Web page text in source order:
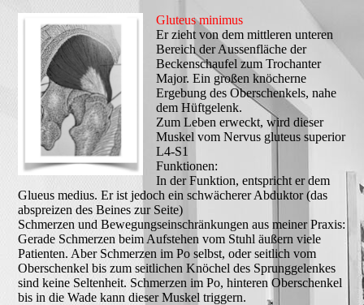
Gluteus minimus
Er zieht von dem mittleren unteren
Bereich der Aussenfläche der
Beckenschaufel zum Trochanter
Major. Ein großen knöcherne
Ergebung des Oberschenkels, nahe
dem Hüftgelenk.
Zum Leben erweckt, wird dieser
Muskel vom Nervus gluteus superior
L4-S1
Funktionen:
In der Funktion, entspricht er dem
Glueus medius. Er ist jedoch ein schwächerer Abduktor (das
abspreizen des Beines zur Seite)
Schmerzen und Bewegungseinschränkungen aus meiner Praxis:
Gerade Schmerzen beim Aufstehen vom Stuhl äußern viele
Patienten. Aber Schmerzen im Po selbst, oder seitlich vom
Oberschenkel bis zum seitlichen Knöchel des Sprunggelenkes
sind keine Seltenheit. Schmerzen im Po, hinteren Oberschenkel
bis in die Wade kann dieser Muskel triggern.